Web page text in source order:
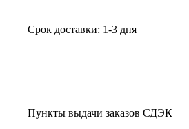
Срок доставки: 1-3 дня
Пункты выдачи заказов СДЭК